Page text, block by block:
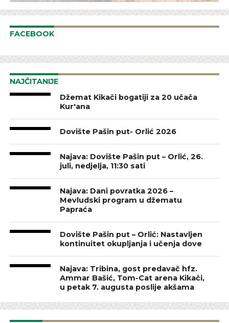
FACEBOOK
NAJČITANIJE
Džemat Kikači bogatiji za 20 učača
Kur'ana
Dovište Pašin put- Orlić 2026
Najava: Dovište Pašin put – Orlić, 26.
juli, nedjelja, 11:30 sati
Najava: Dani povratka 2026 –
Mevludski program u džematu
Papraća
Dovište Pašin put – Orlić: Nastavljen
kontinuitet okupljanja i učenja dove
Najava: Tribina, gost predavač hfz.
Ammar Bašić, Tom-Cat arena Kikači,
u petak 7. augusta poslije akšama